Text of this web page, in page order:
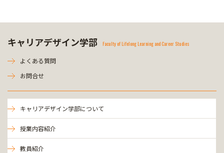
キャリアデザイン学部 Faculty of Lifelong Learning and Career Studies
よくある質問
お問合せ
キャリアデザイン学部について
授業内容紹介
教員紹介